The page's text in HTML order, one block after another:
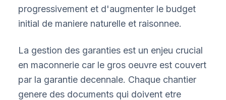
progressivement et d'augmenter le budget
initial de maniere naturelle et raisonnee.
La gestion des garanties est un enjeu crucial
en maconnerie car le gros oeuvre est couvert
par la garantie decennale. Chaque chantier
genere des documents qui doivent etre